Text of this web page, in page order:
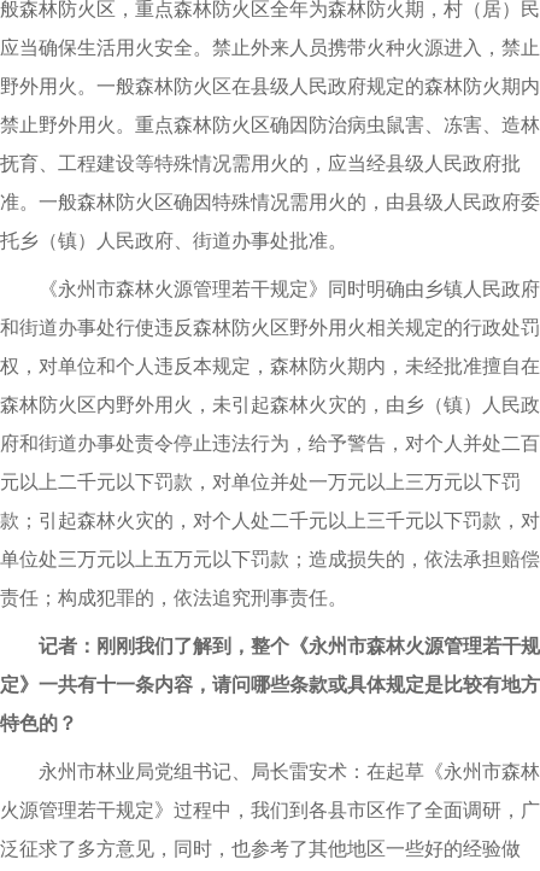
般森林防火区，重点森林防火区全年为森林防火期，村（居）民
应当确保生活用火安全。禁止外来人员携带火种火源进入，禁止
野外用火。一般森林防火区在县级人民政府规定的森林防火期内
禁止野外用火。重点森林防火区确因防治病虫鼠害、冻害、造林
抚育、工程建设等特殊情况需用火的，应当经县级人民政府批
准。一般森林防火区确因特殊情况需用火的，由县级人民政府委
托乡（镇）人民政府、街道办事处批准。
《永州市森林火源管理若干规定》同时明确由乡镇人民政府
和街道办事处行使违反森林防火区野外用火相关规定的行政处罚
权，对单位和个人违反本规定，森林防火期内，未经批准擅自在
森林防火区内野外用火，未引起森林火灾的，由乡（镇）人民政
府和街道办事处责令停止违法行为，给予警告，对个人并处二百
元以上二千元以下罚款，对单位并处一万元以上三万元以下罚
款；引起森林火灾的，对个人处二千元以上三千元以下罚款，对
单位处三万元以上五万元以下罚款；造成损失的，依法承担赔偿
责任；构成犯罪的，依法追究刑事责任。
记者：刚刚我们了解到，整个《永州市森林火源管理若干规
定》一共有十一条内容，请问哪些条款或具体规定是比较有地方
特色的？
永州市林业局党组书记、局长雷安术：在起草《永州市森林
火源管理若干规定》过程中，我们到各县市区作了全面调研，广
泛征求了多方意见，同时，也参考了其他地区一些好的经验做